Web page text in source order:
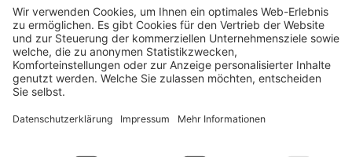
Niederstätter AG
Standorte